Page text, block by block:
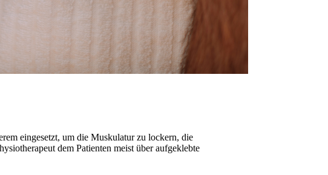
eingesetzt, um die Muskulatur zu lockern, die
dem Patienten meist über aufgeklebte